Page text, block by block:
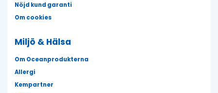
Nöjd kund garanti
Om cookies
Miljö & Hälsa
Om Oceanprodukterna
Allergi
Kempartner